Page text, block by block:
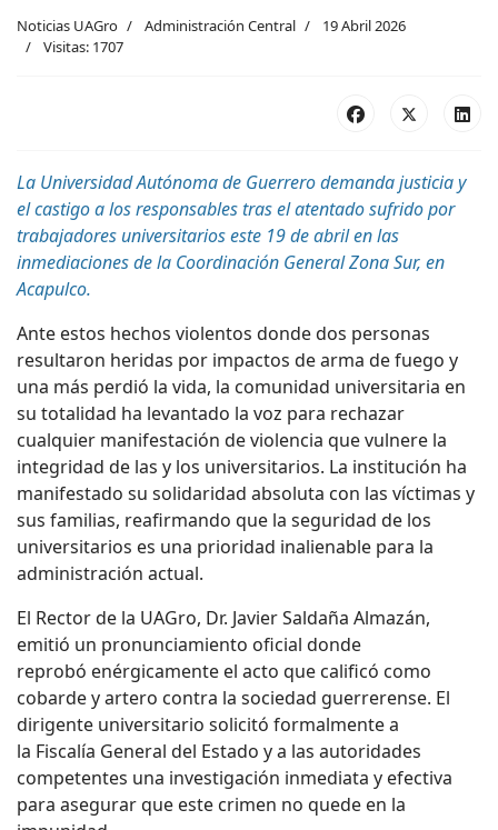
Noticias UAGro Administración Central
19 Abril 2026
Visitas: 1707
La Universidad Autónoma de Guerrero demanda justicia y
el castigo a los responsables tras el atentado sufrido por
trabajadores universitarios este 19 de abril en las
inmediaciones de la Coordinación General Zona Sur, en
Acapulco.
Ante estos hechos violentos donde dos personas
resultaron heridas por impactos de arma de fuego y
una más perdió la vida, la comunidad universitaria en
su totalidad ha levantado la voz para rechazar
cualquier manifestación de violencia que vulnere la
integridad de las y los universitarios. La institución ha
manifestado su solidaridad absoluta con las víctimas y
sus familias, reafirmando que la seguridad de los
universitarios es una prioridad inalienable para la
administración actual.
El Rector de la UAGro, Dr. Javier Saldaña Almazán,
emitió un pronunciamiento oficial donde
reprobó enérgicamente el acto que calificó como
cobarde y artero contra la sociedad guerrerense. El
dirigente universitario solicitó formalmente a
la Fiscalía General del Estado y a las autoridades
competentes una investigación inmediata y efectiva
para asegurar que este crimen no quede en la